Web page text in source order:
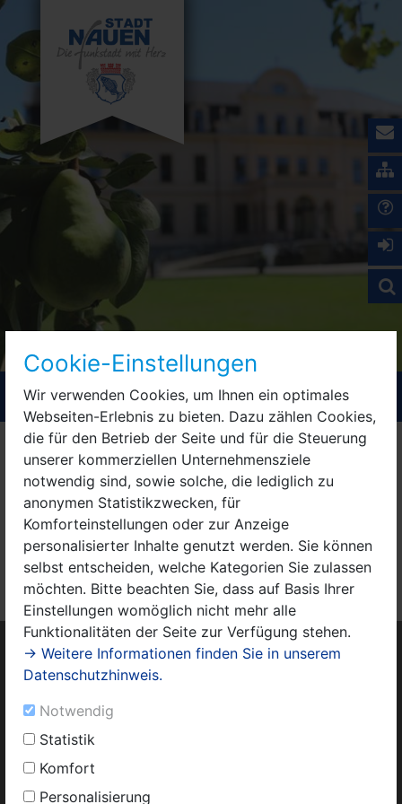
Cookie-Einstellungen
Wir verwenden Cookies, um Ihnen ein optimales
Webseiten-Erlebnis zu bieten. Dazu zählen Cookies,
die für den Betrieb der Seite und für die Steuerung
unserer kommerziellen Unternehmensziele
notwendig sind, sowie solche, die lediglich zu
anonymen Statistikzwecken, für
Komforteinstellungen oder zur Anzeige
personalisierter Inhalte genutzt werden. Sie können
selbst entscheiden, welche Kategorien Sie zulassen
möchten. Bitte beachten Sie, dass auf Basis Ihrer
Einstellungen womöglich nicht mehr alle
Funktionalitäten der Seite zur Verfügung stehen.
→ Weitere Informationen finden Sie in unserem
Datenschutzhinweis.
Notwendig
Statistik
Komfort
Personalisierung
Kirchenaustritt
Im Land Brandenburg kann man den Kirchenaustritt nur
beim zuständigen Amtsgericht erklären. Für unsere
Bürger, die in Nauen und Wustermark wohnen, ist dies
dasAmtsgericht Nauen.